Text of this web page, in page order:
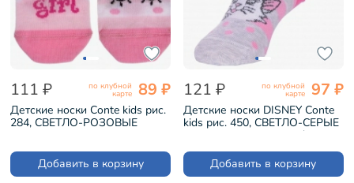
111 ₽ по клубной
карте 89 ₽
Детские носки Conte kids рис.
284, СВЕТЛО-РОЗОВЫЕ
Добавить в корзину
121 ₽ по клубной
карте 97 ₽
Детские носки DISNEY Conte
kids рис. 450, СВЕТЛО-СЕРЫЕ
С РОЗОВЫМ (17С-126/1СПМ)
Добавить в корзину